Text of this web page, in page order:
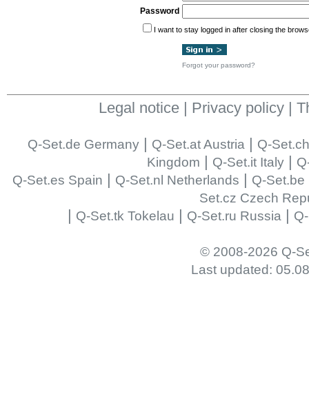
Password
I want to stay logged in after closing the
Forgot your password?
Legal notice | Privacy policy |
Q-Set.de Germany| Q-Set.at Austria| Q-
Kingdom | Q-Set.it Italy|
Q-Set.es Spain | Q-Set.nl Netherlands | Q-Set.be
Set.cz Czech
| Q-Set.tk Tokelau | Q-Set.ru Russia |
© 2008-2026 Q-
Last updated: